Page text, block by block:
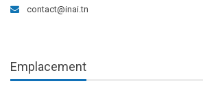
contact@inai.tn
Emplacement